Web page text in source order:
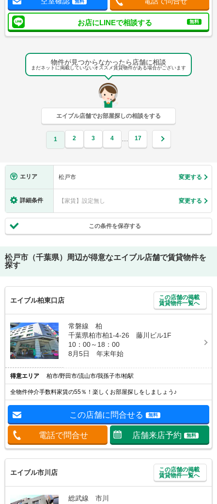
お店にLINEで相談する 無料
物件が見つからなかったら店舗に相談
まだネットに掲載していないオススメ賃貸物件がある場合がございます
エイブル店舗でお部屋探しの相談をする
1 2 3 4 … 17
エリア 松戸市 変更する
詳細条件 【家賃】設定無し 変更する
この条件を保存する
松戸市（千葉県）
周辺が得意なエイブル店舗で賃貸物件を
探す
エイブル柏東口店
この店舗の掲載
賃貸物件一覧へ
常磐線 柏
千葉県柏市柏1-4-26 藤川ビル1F
10：00～18：00
8月5日 年末年始
得意エリア 柏市/野田市/流山市/我孫子市/柏駅
全物件仲介手数料家賃の55％！楽しくお部屋探しをしましょう♪
この店舗に問合せる 無料
電話で問合せ 店舗来店予約 無料
エイブル市川店
この店舗の掲載
賃貸物件一覧へ
総武線 市川